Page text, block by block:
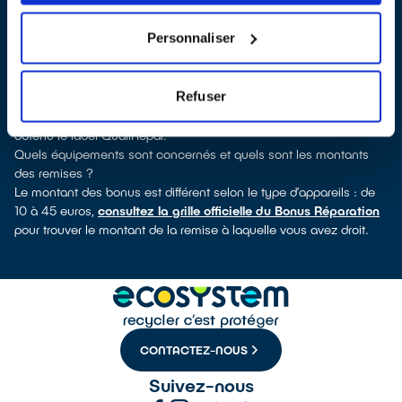
Personnaliser
Refuser
verrez pour quels types d’appareils ce professionnel a obtenu le
téléphone mobile, outillage électroportatif : à chaque famille
d’appareils son réparateur spécialisé et labellisé QualiRépar.
Comment bénéficier du Bonus Réparation à Toulouges ?
Immédiatement déduit de la facture par le réparateur, le Bonus
Réparation est en vigueur chez tous les réparateurs qui ont
obtenu le label QualiRépar.
Quels équipements sont concernés et quels sont les montants
des remises ?
Le montant des bonus est différent selon le type d’appareils : de
10 à 45 euros, consultez la grille officielle du Bonus Réparation
pour trouver le montant de la remise à laquelle vous avez droit.
CONTACTEZ-NOUS
Suivez-nous